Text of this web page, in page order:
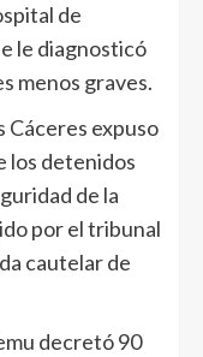
de
le diagnosticó
menos graves.
Cáceres expuso
los detenidos
de la
por el tribunal
cautelar de
decretó 90